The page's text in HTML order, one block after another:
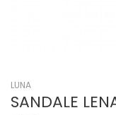
LUNA
SANDALE